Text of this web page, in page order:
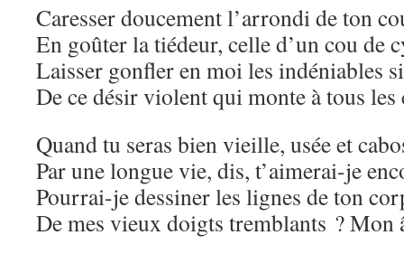
Caresser doucement l’arrondi de ton
En goûter la tiédeur, celle d’un cou de
Laisser gonfler en moi les indéniables
De ce désir violent qui monte à tous
Quand tu seras bien vieille, usée et
Par une longue vie, dis, t’aimerai-je
Pourrai-je dessiner les lignes de ton
De mes vieux doigts tremblants ? Mon